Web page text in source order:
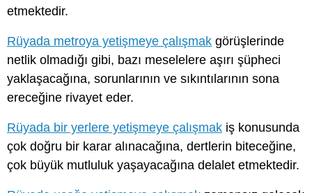
etmektedir.
Rüyada metroya yetişmeye çalışmak görüşlerinde
netlik olmadığı gibi, bazı meselelere aşırı şüpheci
yaklaşacağına, sorunlarının ve sıkıntılarının sona
ereceğine rivayet eder.
Rüyada bir yerlere yetişmeye çalışmak iş konusunda
çok doğru bir karar alınacağına, dertlerin biteceğine,
çok büyük mutluluk yaşayacağına delalet etmektedir.